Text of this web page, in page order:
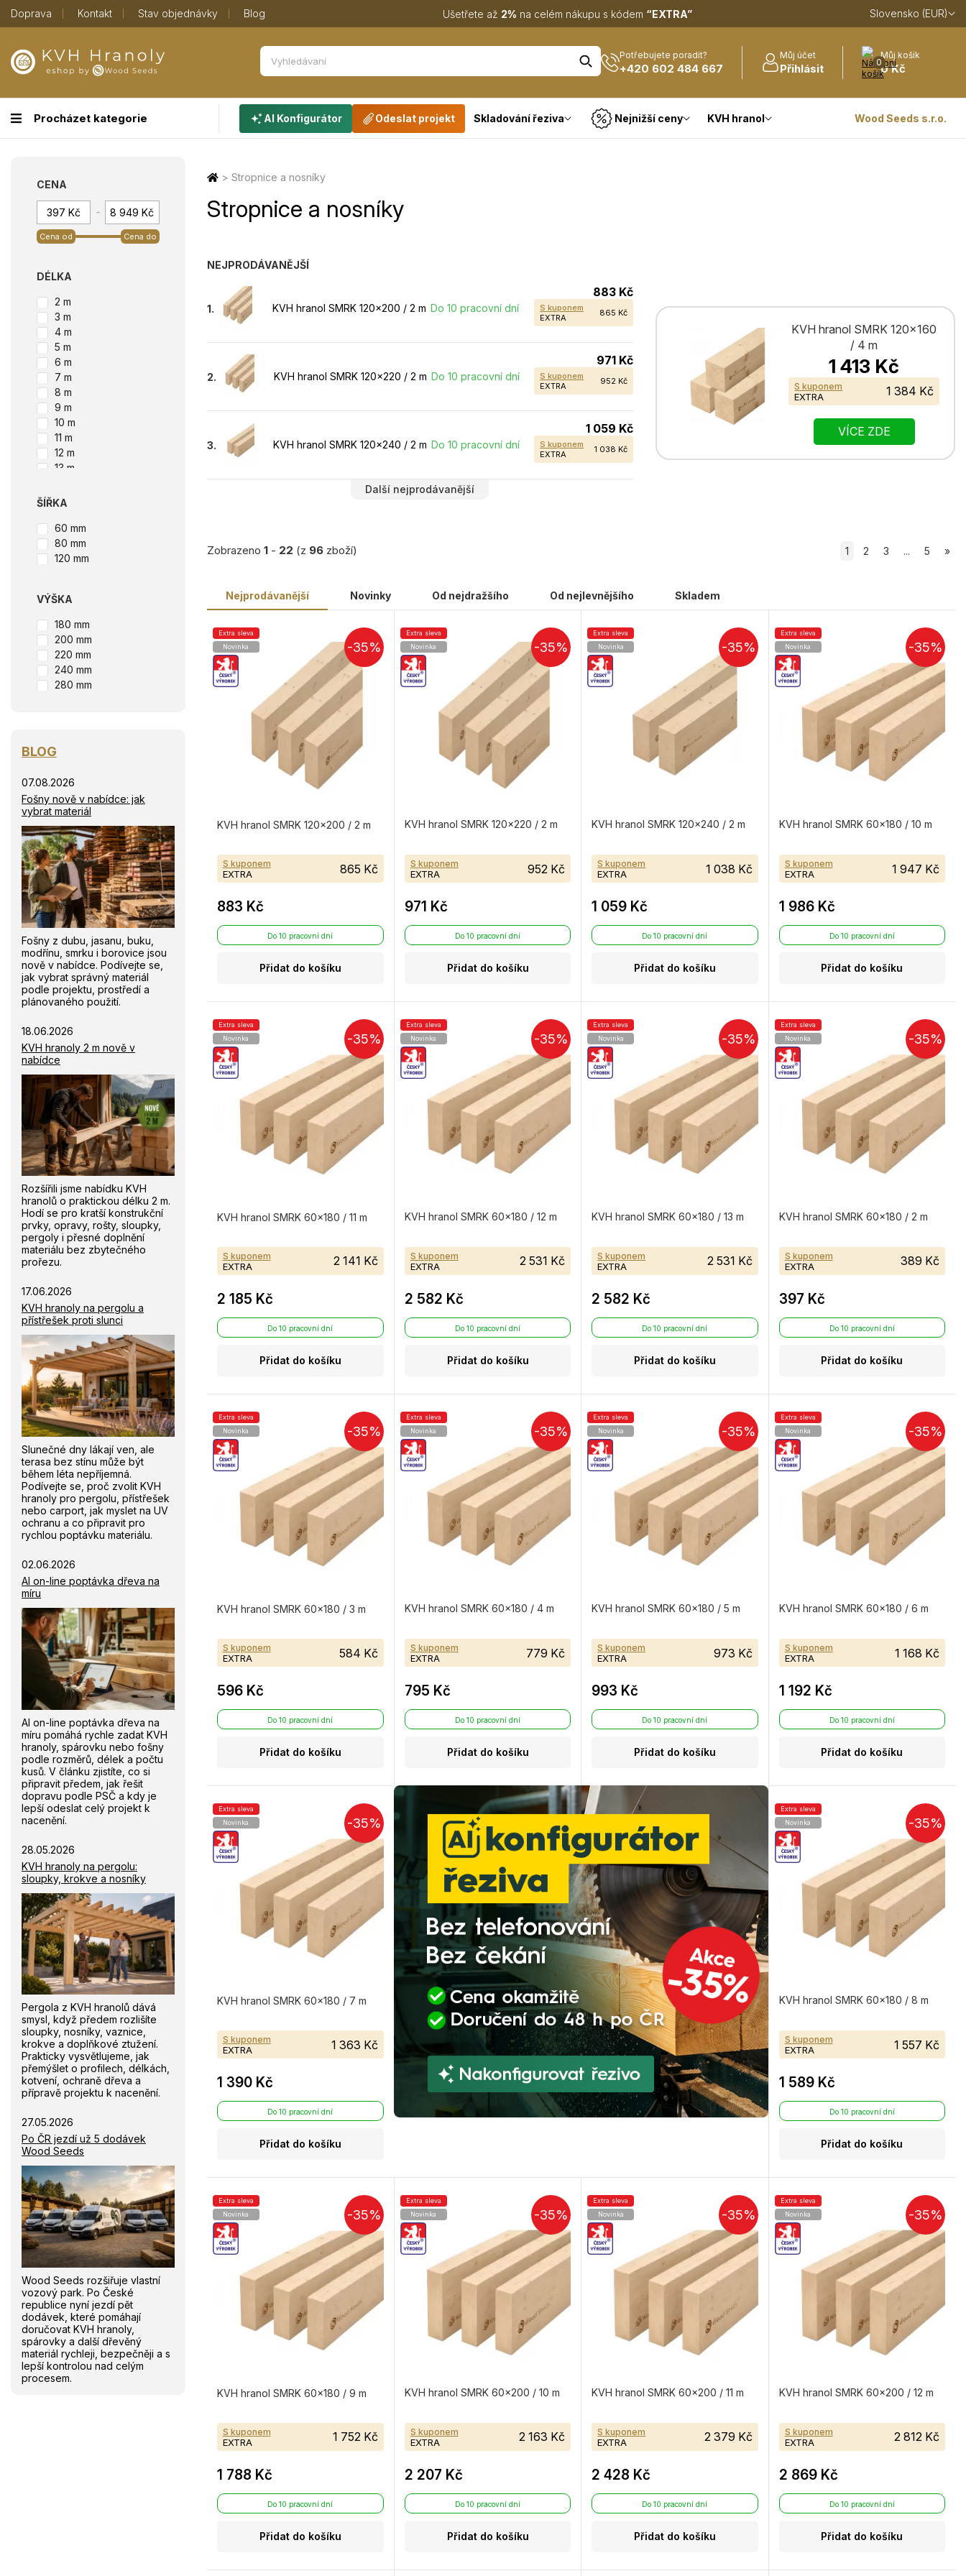
Doprava Kontakt Stav objednávky Blog Ušetřete až 2% na celém nákupu s kódem “EXTRA” Slovensko (EUR)
Potřebujete poradit?
+420 602 484 667
Můj účet
Přihlásit 0
Můj košík
0 Kč
Procházet kategorie AI Konfigurátor Odeslat projekt Skladování řeziva Nejnižší ceny KVH hranol Wood Seeds s.r.o.
> Stropnice a nosníky
Stropnice a nosníky
NEJPRODÁVANĚJŠÍ
1. KVH hranol SMRK 120×200 / 2 m Do 10 pracovní dní
883 Kč
S kuponem
EXTRA
865 Kč
2. KVH hranol SMRK 120×220 / 2 m Do 10 pracovní dní
971 Kč
S kuponem
EXTRA
952 Kč
3. KVH hranol SMRK 120×240 / 2 m Do 10 pracovní dní
1 059 Kč
S kuponem
EXTRA
1 038 Kč
Další nejprodávanější
KVH hranol SMRK 120×160
/ 4 m
1 413 Kč
S kuponem
EXTRA 1 384 Kč
VÍCE ZDE
1 2 3 ... 5 »
Zobrazeno 1- 22 (z 96zboží)
Nejprodávanější Novinky Od nejdražšího Od nejlevnějšího Skladem
-35%
Extra sleva
Novinka
KVH hranol SMRK 120×200 / 2 m
S kuponem
EXTRA 865 Kč
883 Kč
Do 10 pracovní dní
Přidat do košíku
-35%
Extra sleva
Novinka
KVH hranol SMRK 120×220 / 2 m
S kuponem
EXTRA 952 Kč
971 Kč
Do 10 pracovní dní
Přidat do košíku
-35%
Extra sleva
Novinka
KVH hranol SMRK 120×240 / 2 m
S kuponem
EXTRA 1 038 Kč
1 059 Kč
Do 10 pracovní dní
Přidat do košíku
-35%
Extra sleva
Novinka
KVH hranol SMRK 60×180 / 10 m
S kuponem
EXTRA 1 947 Kč
1 986 Kč
Do 10 pracovní dní
Přidat do košíku
-35%
Extra sleva
Novinka
KVH hranol SMRK 60×180 / 11 m
S kuponem
EXTRA 2 141 Kč
2 185 Kč
Do 10 pracovní dní
Přidat do košíku
-35%
Extra sleva
Novinka
KVH hranol SMRK 60×180 / 12 m
S kuponem
EXTRA 2 531 Kč
2 582 Kč
Do 10 pracovní dní
Přidat do košíku
-35%
Extra sleva
Novinka
KVH hranol SMRK 60×180 / 13 m
S kuponem
EXTRA 2 531 Kč
2 582 Kč
Do 10 pracovní dní
Přidat do košíku
-35%
Extra sleva
Novinka
KVH hranol SMRK 60×180 / 2 m
S kuponem
EXTRA 389 Kč
397 Kč
Do 10 pracovní dní
Přidat do košíku
-35%
Extra sleva
Novinka
KVH hranol SMRK 60×180 / 3 m
S kuponem
EXTRA 584 Kč
596 Kč
Do 10 pracovní dní
Přidat do košíku
-35%
Extra sleva
Novinka
KVH hranol SMRK 60×180 / 4 m
S kuponem
EXTRA 779 Kč
795 Kč
Do 10 pracovní dní
Přidat do košíku
-35%
Extra sleva
Novinka
KVH hranol SMRK 60×180 / 5 m
S kuponem
EXTRA 973 Kč
993 Kč
Do 10 pracovní dní
Přidat do košíku
-35%
Extra sleva
Novinka
KVH hranol SMRK 60×180 / 6 m
S kuponem
EXTRA 1 168 Kč
1 192 Kč
Do 10 pracovní dní
Přidat do košíku
-35%
Extra sleva
Novinka
KVH hranol SMRK 60×180 / 7 m
S kuponem
EXTRA 1 363 Kč
1 390 Kč
Do 10 pracovní dní
Přidat do košíku
-35%
Extra sleva
Novinka
KVH hranol SMRK 60×180 / 8 m
S kuponem
EXTRA 1 557 Kč
1 589 Kč
Do 10 pracovní dní
Přidat do košíku
-35%
Extra sleva
Novinka
KVH hranol SMRK 60×180 / 9 m
S kuponem
EXTRA 1 752 Kč
1 788 Kč
Do 10 pracovní dní
Přidat do košíku
-35%
Extra sleva
Novinka
KVH hranol SMRK 60×200 / 10 m
S kuponem
EXTRA 2 163 Kč
2 207 Kč
Do 10 pracovní dní
Přidat do košíku
-35%
Extra sleva
Novinka
KVH hranol SMRK 60×200 / 11 m
S kuponem
EXTRA 2 379 Kč
2 428 Kč
Do 10 pracovní dní
Přidat do košíku
-35%
Extra sleva
Novinka
KVH hranol SMRK 60×200 / 12 m
S kuponem
EXTRA 2 812 Kč
2 869 Kč
Do 10 pracovní dní
Přidat do košíku
CENA
-
Cena od Cena do
DÉLKA
2 m
3 m
4 m
5 m
6 m
7 m
8 m
9 m
10 m
11 m
12 m
13 m
ŠÍŘKA
60 mm
80 mm
120 mm
VÝŠKA
180 mm
200 mm
220 mm
240 mm
280 mm
BLOG
07.08.2026
Fošny nově v nabídce: jak
vybrat materiál
Fošny z dubu, jasanu, buku,
modřínu, smrku i borovice jsou
nově v nabídce. Podívejte se,
jak vybrat správný materiál
podle projektu, prostředí a
plánovaného použití.
18.06.2026
KVH hranoly 2 m nově v
nabídce
Rozšířili jsme nabídku KVH
hranolů o praktickou délku 2 m.
Hodí se pro kratší konstrukční
prvky, opravy, rošty, sloupky,
pergoly i přesné doplnění
materiálu bez zbytečného
prořezu.
17.06.2026
KVH hranoly na pergolu a
přístřešek proti slunci
Slunečné dny lákají ven, ale
terasa bez stínu může být
během léta nepříjemná.
Podívejte se, proč zvolit KVH
hranoly pro pergolu, přístřešek
nebo carport, jak myslet na UV
ochranu a co připravit pro
rychlou poptávku materiálu.
02.06.2026
AI on-line poptávka dřeva na
míru
AI on-line poptávka dřeva na
míru pomáhá rychle zadat KVH
hranoly, spárovku nebo fošny
podle rozměrů, délek a počtu
kusů. V článku zjistíte, co si
připravit předem, jak řešit
dopravu podle PSČ a kdy je
lepší odeslat celý projekt k
nacenění.
28.05.2026
KVH hranoly na pergolu:
sloupky, krokve a nosníky
Pergola z KVH hranolů dává
smysl, když předem rozlišíte
sloupky, nosníky, vaznice,
krokve a doplňkové ztužení.
Prakticky vysvětlujeme, jak
přemýšlet o profilech, délkách,
kotvení, ochraně dřeva a
přípravě projektu k nacenění.
27.05.2026
Po ČR jezdí už 5 dodávek
Wood Seeds
Wood Seeds rozšiřuje vlastní
vozový park. Po České
republice nyní jezdí pět
dodávek, které pomáhají
doručovat KVH hranoly,
spárovky a další dřevěný
materiál rychleji, bezpečněji a s
lepší kontrolou nad celým
procesem.